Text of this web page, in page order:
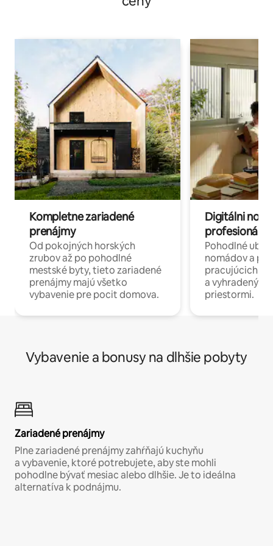
Kompletne zariadené
prenájmy
Od pokojných horských
zrubov až po pohodlné
mestské byty, tieto zariadené
prenájmy majú všetko
vybavenie pre pocit domova.
Digitálni
profesionáli
Pohodlné
nomádov a
pracujúcich
a
priestormi.
Vybavenie a bonusy na dlhšie pobyty
Zariadené prenájmy
Plne zariadené prenájmy zahŕňajú kuchyňu
a vybavenie, ktoré potrebujete, aby ste mohli
pohodlne bývať mesiac alebo dlhšie. Je to ideálna
alternatíva k podnájmu.